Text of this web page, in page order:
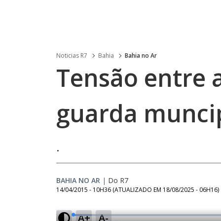
Noticias R7 Bahia Bahia no Ar
Tensão entre
guarda
.
BAHIA NO AR | Do R7
14/04/2015 - 10H36 (ATUALIZADO EM 18/08/2025 - 06H16)
A+ A-
L